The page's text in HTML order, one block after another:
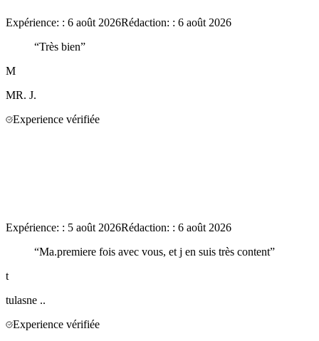
Expérience: : 6 août 2026Rédaction: : 6 août 2026
“Très bien”
M
MR. J.
Experience vérifiée
Expérience: : 5 août 2026Rédaction: : 6 août 2026
“Ma.premiere fois avec vous, et j en suis très content”
t
tulasne ..
Experience vérifiée